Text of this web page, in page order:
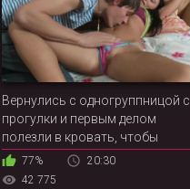
Вернулись с одногруппницой с
прогулки и первым делом
полезли в кровать, чтобы
потрахаться
77%
20:30
42 775